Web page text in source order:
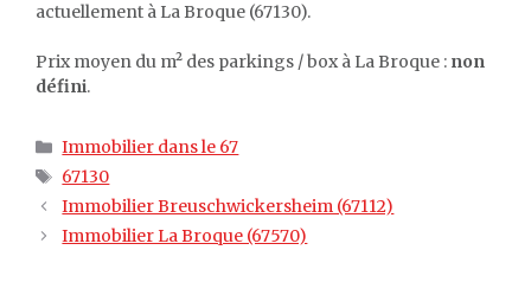
actuellement à La Broque (67130).
Prix moyen du m² des parkings / box à La Broque : non
défini.
Catégories
Immobilier dans le 67
Étiquettes
67130
Immobilier Breuschwickersheim (67112)
Immobilier La Broque (67570)